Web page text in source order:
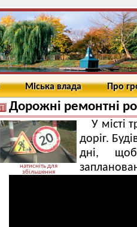
Міська влада Про
Дорожні ремонтні
натисніть для
збільшення
У місті
доріг.
дні,